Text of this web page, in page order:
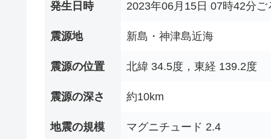
発生日時 2023年06月15日 07時42分ご
震源地 新島・神津島近海
震源の位置 北緯 34.5度，東経 139.2度
震源の深さ 約10km
地震の規模 マグニチュード 2.4